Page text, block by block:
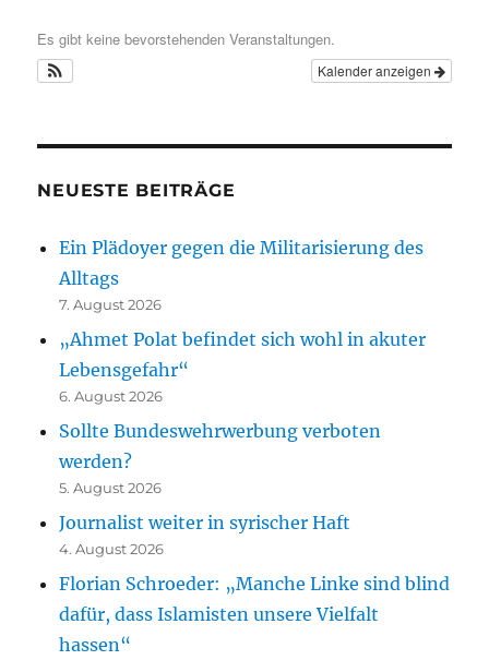
Es gibt keine bevorstehenden Veranstaltungen.
Kalender anzeigen
NEUESTE BEITRÄGE
Ein Plädoyer gegen die Militarisierung des
Alltags
7. August 2026
„Ahmet Polat befindet sich wohl in akuter
Lebensgefahr“
6. August 2026
Sollte Bundeswehrwerbung verboten
werden?
5. August 2026
Journalist weiter in syrischer Haft
4. August 2026
Florian Schroeder: „Manche Linke sind blind
dafür, dass Islamisten unsere Vielfalt
hassen“